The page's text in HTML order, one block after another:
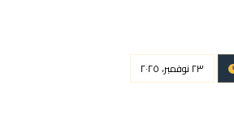
٢٣ نوفمبر، ٢٠٢٥